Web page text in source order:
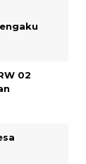
02